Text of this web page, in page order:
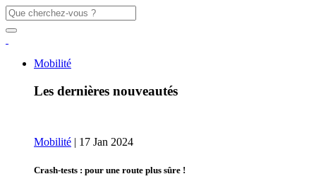
Mobilité
Les dernières nouveautés
Mobilité | 17 Jan 2024
Crash-tests : pour une route plus sûre !